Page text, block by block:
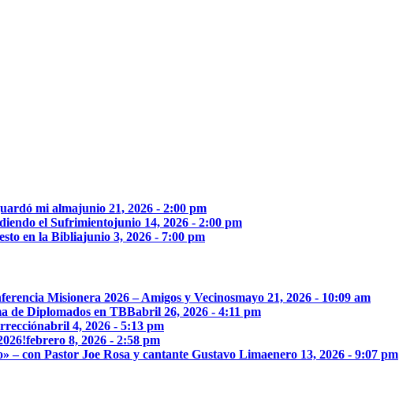
mi almajunio 21, 2026 - 2:00 pm
el Sufrimientojunio 14, 2026 - 2:00 pm
en la Bibliajunio 3, 2026 - 7:00 pm
Misionera 2026 – Amigos y Vecinosmayo 21, 2026 - 10:09 am
de Diplomados en TBBabril 26, 2026 - 4:11 pm
abril 4, 2026 - 5:13 pm
febrero 8, 2026 - 2:58 pm
– con Pastor Joe Rosa y cantante Gustavo Limaenero 13, 2026 - 9:07 pm